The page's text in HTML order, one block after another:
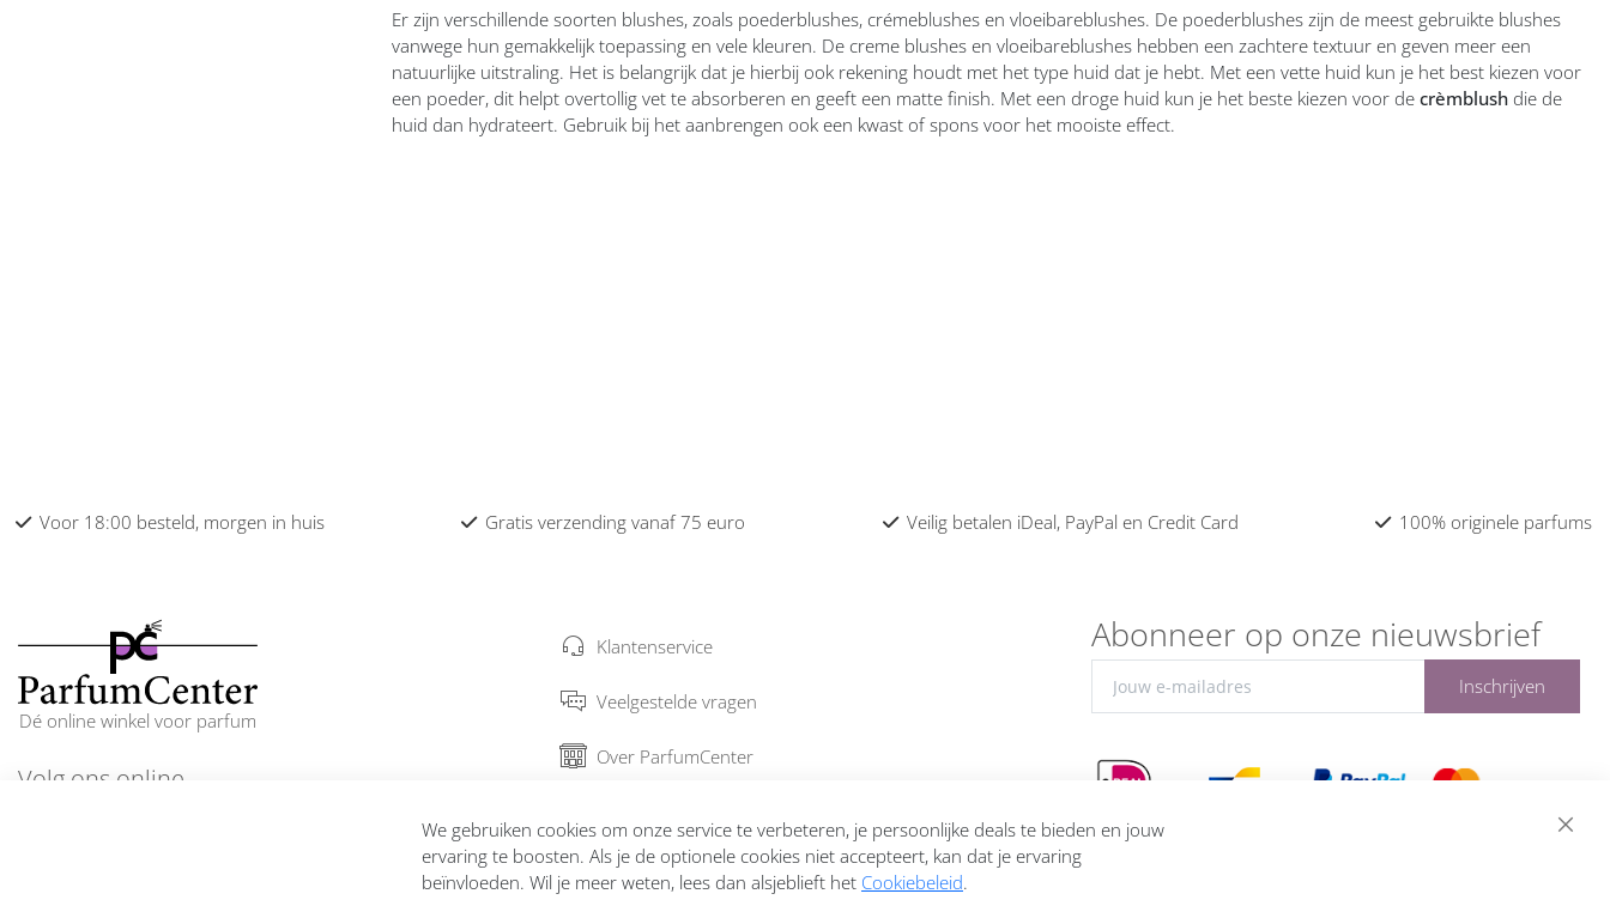
Er zijn verschillende soorten blushes, zoals poederblushes, crémeblushes en vloeibareblushes. De poederblushes zijn de meest gebruikte blushes
vanwege hun gemakkelijk toepassing en vele kleuren. De creme blushes en vloeibareblushes hebben een zachtere textuur en geven meer een
natuurlijke uitstraling. Het is belangrijk dat je hierbij ook rekening houdt met het type huid dat je hebt. Met een vette huid kun je het best kiezen voor
een poeder, dit helpt overtollig vet te absorberen en geeft een matte finish. Met een droge huid kun je het beste kiezen voor de crèmblushdie de
huid dan hydrateert. Gebruik bij het aanbrengen ook een kwast of spons voor het mooiste effect.
Voor 18:00 besteld, morgen in huis Gratis verzending vanaf 75 euro Veilig betalen iDeal, PayPal en Credit Card 100% originele parfums
Dé online winkel voor parfum
Volg ons online
Klantenservice
Veelgestelde vragen
Over ParfumCenter
Garantie en retourneren
Abonneer op onze nieuwsbrief
Inschrijven
We gebruiken cookies om onze service te verbeteren, je persoonlijke deals te bieden en jouw
ervaring te boosten. Als je de optionele cookies niet accepteert, kan dat je ervaring
beïnvloeden. Wil je meer weten, lees dan alsjeblieft het Cookiebeleid.